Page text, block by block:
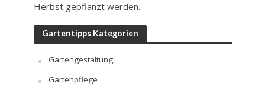
Herbst gepflanzt werden.
Gartentipps Kategorien
Gartengestaltung
Gartenpflege